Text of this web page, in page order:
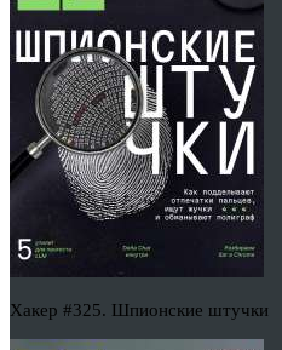
Хакер #325. Шпионские штучки